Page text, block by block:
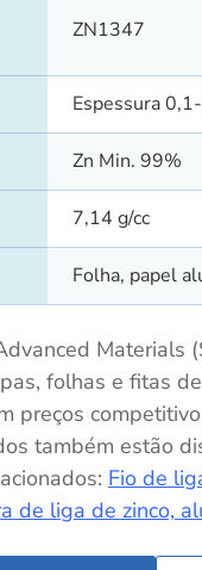
ZN1347
Espessura
Zn Min. 99%
7,14 g/cc
Folha, papel
Materials
folhas e fitas
preços
também estão
Fio de
de liga de zinco,